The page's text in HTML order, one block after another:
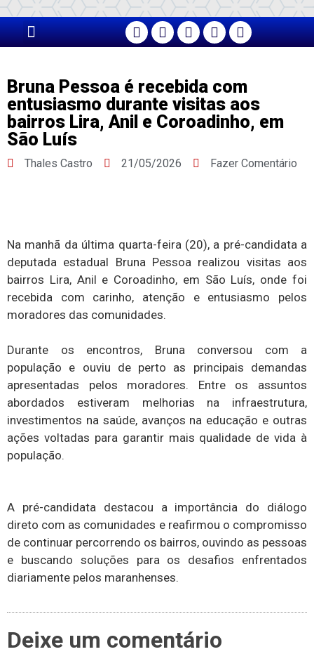
Bruna Pessoa é recebida com
entusiasmo durante visitas aos
bairros Lira, Anil e Coroadinho, em
São Luís
Thales Castro 21/05/2026 Fazer Comentário
Na manhã da última quarta-feira (20), a pré-candidata a
deputada estadual Bruna Pessoa realizou visitas aos
bairros Lira, Anil e Coroadinho, em São Luís, onde foi
recebida com carinho, atenção e entusiasmo pelos
moradores das comunidades.
Durante os encontros, Bruna conversou com a
população e ouviu de perto as principais demandas
apresentadas pelos moradores. Entre os assuntos
abordados estiveram melhorias na infraestrutura,
investimentos na saúde, avanços na educação e outras
ações voltadas para garantir mais qualidade de vida à
população.
A pré-candidata destacou a importância do diálogo
direto com as comunidades e reafirmou o compromisso
de continuar percorrendo os bairros, ouvindo as pessoas
e buscando soluções para os desafios enfrentados
diariamente pelos maranhenses.
Deixe um comentário